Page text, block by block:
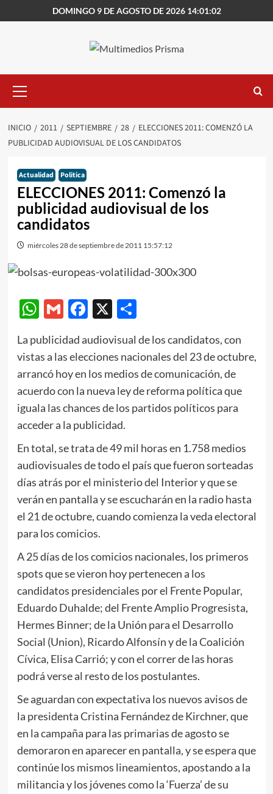
al
DOMINGO 9 DE AGOSTO DE 2026 14:01:02
primario
INICIO 2011 SEPTIEMBRE 28
ELECCIONES 2011: COMENZÓ LA
PUBLICIDAD AUDIOVISUAL DE LOS CANDIDATOS
Actualidad Politica
ELECCIONES 2011: Comenzó la
publicidad audiovisual de los
candidatos
miércoles 28 de septiembre de 2011 15:57:12
WhatsApp
GmailFacebook
X Compartir
La publicidad audiovisual de los candidatos, con
vistas a las elecciones nacionales del 23 de octubre,
arrancó hoy en los medios de comunicación, de
acuerdo con la nueva ley de reforma política que
iguala las chances de los partidos políticos para
acceder a la publicidad.
En total, se trata de 49 mil horas en 1.758 medios
audiovisuales de todo el país que fueron sorteadas
días atrás por el ministerio del Interior y que se
verán en pantalla y se escucharán en la radio hasta
el 21 de octubre, cuando comienza la veda electoral
para los comicios.
A 25 días de los comicios nacionales, los primeros
spots que se vieron hoy pertenecen a los
candidatos presidenciales por el Frente Popular,
Eduardo Duhalde; del Frente Amplio Progresista,
Hermes Binner; de la Unión para el Desarrollo
Social (Union), Ricardo Alfonsín y de la Coalición
Cívica, Elisa Carrió; y con el correr de las horas
podrá verse al resto de los postulantes.
Se aguardan con expectativa los nuevos avisos de
la presidenta Cristina Fernández de Kirchner, que
en la campaña para las primarias de agosto se
demoraron en aparecer en pantalla, y se espera que
continúe los mismos lineamientos, apostando a la
militancia y los jóvenes como la ‘Fuerza’ de su